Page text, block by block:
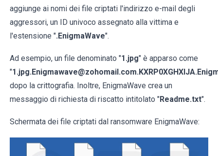
aggiunge ai nomi dei file criptati l'indirizzo e-mail degli
aggressori, un ID univoco assegnato alla vittima e
l'estensione ".EnigmaWave".
Ad esempio, un file denominato "1.jpg" è apparso come
"
dopo la crittografia. Inoltre, EnigmaWave crea un
messaggio di richiesta di riscatto intitolato "Readme.txt".
Schermata dei file criptati dal ransomware EnigmaWave: